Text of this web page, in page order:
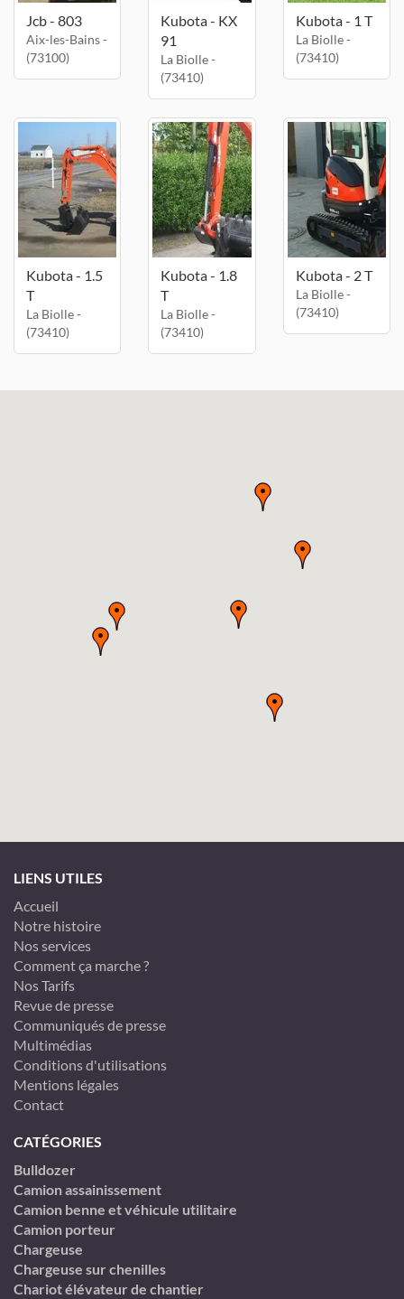
Jcb - 803
Aix-les-Bains -
(73100)
Kubota - KX
91
La Biolle -
(73410)
Kubota - 1 T
La Biolle -
(73410)
Kubota - 1.5
T
La Biolle -
(73410)
Kubota - 1.8
T
La Biolle -
(73410)
Kubota - 2 T
La Biolle -
(73410)
LIENS UTILES
Accueil
Notre histoire
Nos services
Comment ça marche ?
Nos Tarifs
Revue de presse
Communiqués de presse
Multimédias
Conditions d'utilisations
Mentions légales
Contact
CATÉGORIES
Bulldozer
Camion assainissement
Camion benne et véhicule utilitaire
Camion porteur
Chargeuse
Chargeuse sur chenilles
Chariot élévateur de chantier